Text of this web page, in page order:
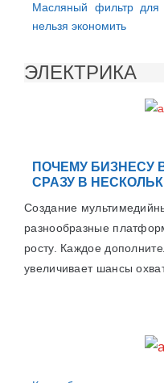
Масляный фильтр для
нельзя экономить
ЭЛЕКТРИКА
ПОЧЕМУ БИЗНЕСУ
СРАЗУ В
Создание
разнообразные
росту. Каждое
увеличивает шансы